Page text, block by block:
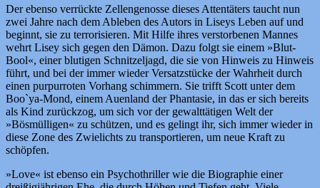
Der ebenso verrückte Zellengenosse dieses Attentäters taucht nun
zwei Jahre nach dem Ableben des Autors in Liseys Leben auf und
beginnt, sie zu terrorisieren. Mit Hilfe ihres verstorbenen Mannes
wehrt Lisey sich gegen den Dämon. Dazu folgt sie einem »Blut-
Bool«, einer blutigen Schnitzeljagd, die sie von Hinweis zu Hinweis
führt, und bei der immer wieder Versatzstücke der Wahrheit durch
einen purpurroten Vorhang schimmern. Sie trifft Scott unter dem
Boo`ya-Mond, einem Auenland der Phantasie, in das er sich bereits
als Kind zurückzog, um sich vor der gewalttätigen Welt der
»Bösmülligen« zu schützen, und es gelingt ihr, sich immer wieder in
diese Zone des Zwielichts zu transportieren, um neue Kraft zu
schöpfen.
»Love« ist ebenso ein Psychothriller wie die Biographie einer